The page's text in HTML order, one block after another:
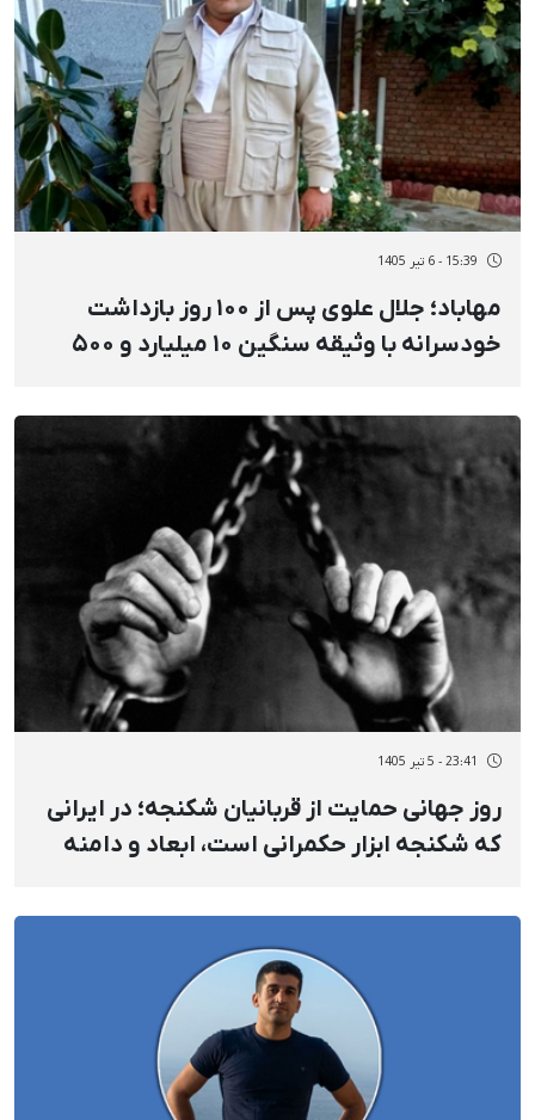
15:39 - 6 تیر 1405
مهاباد؛ جلال علوی پس از ۱۰۰ روز بازداشت
خودسرانه با وثیقه سنگین ۱۰ میلیارد و ۵۰۰
23:41 - 5 تیر 1405
روز جهانی حمایت از قربانیان شکنجه؛ در ایرانی
که شکنجه ابزار حکمرانی است، ابعاد و دامنه